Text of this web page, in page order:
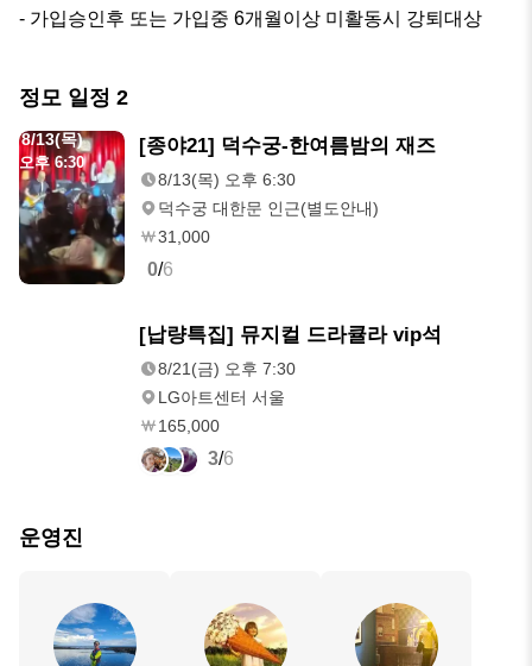
- 가입승인후 또는 가입중 6개월이상 미활동시 강퇴대상
정모 일정 2
8/13(목)
오후 6:30
[종야21] 덕수궁-한여름밤의 재즈
8/13(목) 오후 6:30
덕수궁 대한문 인근(별도안내)
31,000
0/6
[납량특집] 뮤지컬 드라큘라 vip석
8/21(금) 오후 7:30
LG아트센터 서울
165,000
3/6
운영진